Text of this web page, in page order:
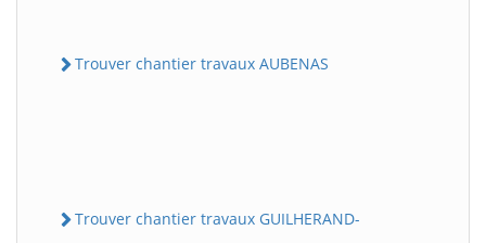
Trouver chantier travaux AUBENAS
Trouver chantier travaux GUILHERAND-